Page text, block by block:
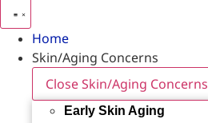
Home
Skin/Aging Concerns
Close Skin/Aging Concerns
Early Skin Aging